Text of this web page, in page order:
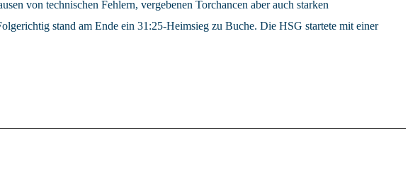
von technischen Fehlern, vergebenen Torchancen aber auch starken
stand am Ende ein 31:25-Heimsieg zu Buche. Die HSG startete mit einer